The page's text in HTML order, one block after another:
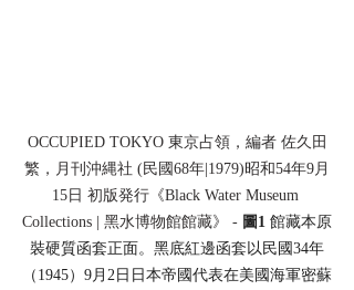
OCCUPIED TOKYO 東京占領，編者 佐久田
繁，月刊沖縄社 (民國68年|1979)昭和54年9月
15日 初版発行《Black Water Museum
Collections | 黑水博物館館藏》 - 圖1 館藏本原
裝硬質函套正面。黑底紅邊函套以民國34年
（1945）9月2日日本帝國代表在美國海軍密蘇